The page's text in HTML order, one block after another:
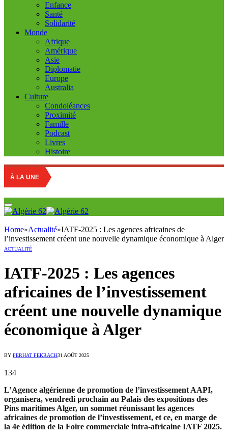
Enfance
Santé
Solidarité
Monde
Afrique
Amérique
Asie
Diplomatie
Europe
Australia
Culture
Condoléances
Proximité
Famille
Podcast
Livres
Histoire
À LA UNE
Home»Actualité»IATF-2025 : Les agences africaines de
l’investissement créent une nouvelle dynamique économique à Alger
ACTUALITÉ
IATF-2025 : Les agences
africaines de l’investissement
créent une nouvelle dynamique
économique à Alger
BY FERHAT FEKRACH31 AOÛT 2025
134
L’Agence algérienne de promotion de l’investissement AAPI,
organisera, vendredi prochain au Palais des expositions des
Pins maritimes Alger, un sommet réunissant les agences
africaines de promotion de l’investissement, et ce, en marge de
la 4e édition de la Foire commerciale intra-africaine IATF 2025.